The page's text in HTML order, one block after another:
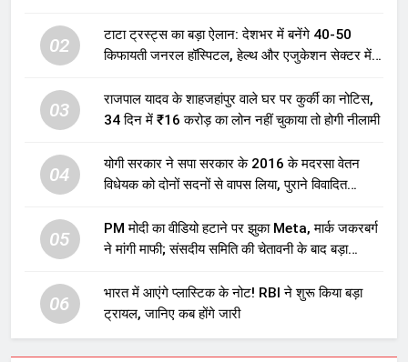
02
टाटा ट्रस्ट्स का बड़ा ऐलान: देशभर में बनेंगे 40-50
किफायती जनरल हॉस्पिटल, हेल्थ और एजुकेशन सेक्टर में
03
राजपाल यादव के शाहजहांपुर वाले घर पर कुर्की का नोटिस,
34 दिन में ₹16 करोड़ का लोन नहीं चुकाया तो होगी नीलामी
04
योगी सरकार ने सपा सरकार के 2016 के मदरसा वेतन
विधेयक को दोनों सदनों से वापस लिया, पुराने विवादित
05
PM मोदी का वीडियो हटाने पर झुका Meta, मार्क जकरबर्ग
ने मांगी माफी; संसदीय समिति की चेतावनी के बाद बड़ा
06
भारत में आएंगे प्लास्टिक के नोट! RBI ने शुरू किया बड़ा
ट्रायल, जानिए कब होंगे जारी